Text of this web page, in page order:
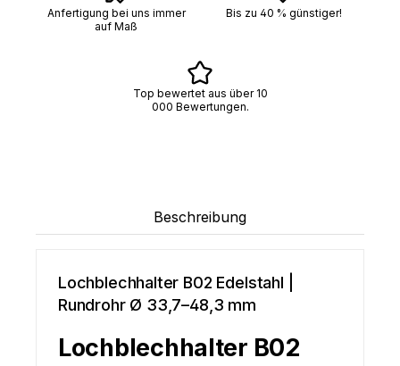
Anfertigung bei uns immer
auf Maß
Bis zu 40 % günstiger!
Top bewertet aus über 10
000 Bewertungen.
Beschreibung
Lochblechhalter B02 Edelstahl |
Rundrohr Ø 33,7–48,3 mm
Lochblechhalter B02